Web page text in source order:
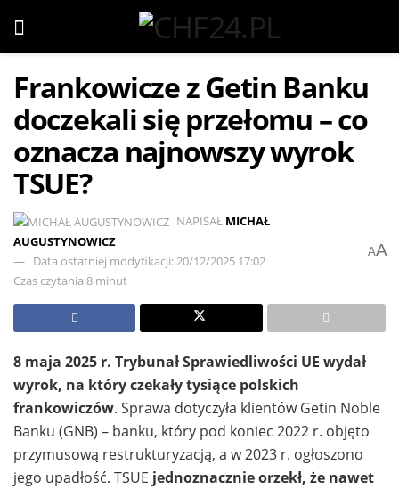
Frankowicze z Getin Banku
doczekali się przełomu – co
oznacza najnowszy wyrok
TSUE?
NAPISAŁ MICHAŁ
AUGUSTYNOWICZ
Data ostatniej modyfikacji: 20/12/2025 17:02
Czas czytania:8 minut
AA
8 maja 2025 r. Trybunał Sprawiedliwości UE wydał
wyrok, na który czekały tysiące polskich
frankowiczów. Sprawa dotyczyła klientów Getin Noble
Banku (GNB) – banku, który pod koniec 2022 r. objęto
przymusową restrukturyzacją, a w 2023 r. ogłoszono
jego upadłość. TSUE jednoznacznie orzekł, że nawet